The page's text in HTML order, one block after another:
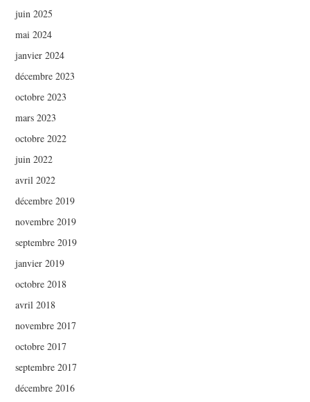
juin 2025
mai 2024
janvier 2024
décembre 2023
octobre 2023
mars 2023
octobre 2022
juin 2022
avril 2022
décembre 2019
novembre 2019
septembre 2019
janvier 2019
octobre 2018
avril 2018
novembre 2017
octobre 2017
septembre 2017
décembre 2016